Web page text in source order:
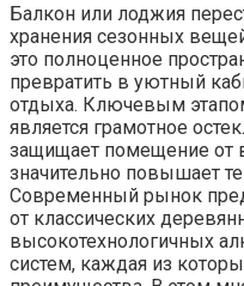
Балкон или лоджия
хранения сезонных
это полноценное
превратить в уютный
отдыха. Ключевым
является грамотное
защищает помещение от
значительно повышает
Современный рынок
от классических
высокотехнологичных
систем, каждая из